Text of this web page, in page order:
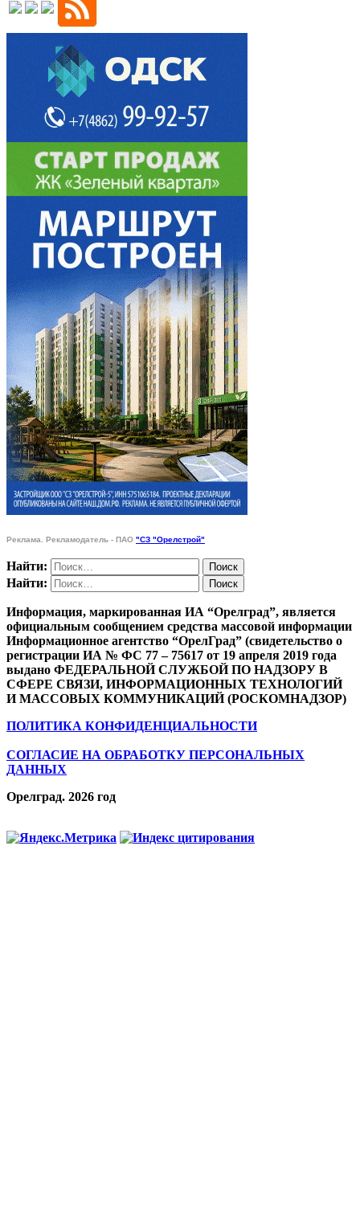
Реклама. Рекламодатель - ПАО "СЗ "Орелстрой"
Найти:
Найти:
Информация, маркированная ИА “Орелград”, является
официальным сообщением средства массовой информации
Информационное агентство “ОрелГрад” (свидетельство о
регистрации ИА № ФС 77 – 75617 от 19 апреля 2019 года
выдано ФЕДЕРАЛЬНОЙ СЛУЖБОЙ ПО НАДЗОРУ В
СФЕРЕ СВЯЗИ, ИНФОРМАЦИОННЫХ ТЕХНОЛОГИЙ
И МАССОВЫХ КОММУНИКАЦИЙ (РОСКОМНАДЗОР)
ПОЛИТИКА КОНФИДЕНЦИАЛЬНОСТИ
СОГЛАСИЕ НА ОБРАБОТКУ ПЕРСОНАЛЬНЫХ
ДАННЫХ
Орелград. 2026 год